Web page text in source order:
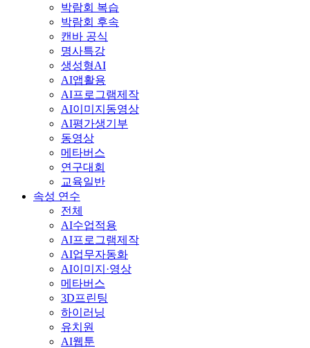
박람회 복습
박람회 후속
캔바 공식
명사특강
생성형AI
AI앱활용
AI프로그램제작
AI이미지동영상
AI평가생기부
동영상
메타버스
연구대회
교육일반
속성 연수
전체
AI수업적용
AI프로그램제작
AI업무자동화
AI이미지·영상
메타버스
3D프린팅
하이러닝
유치원
AI웹툰